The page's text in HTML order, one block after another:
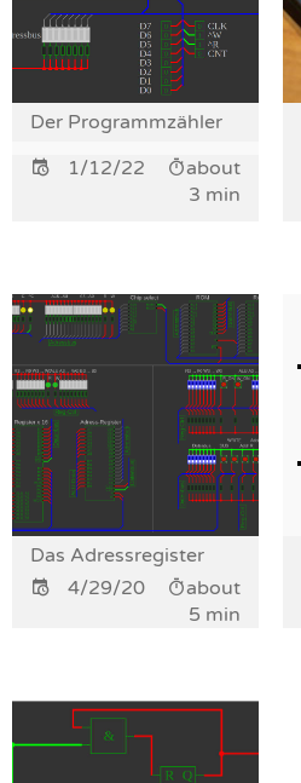
Der Programmzähler
1/12/22
about
3 min
Das Adressregister
4/29/20
about
5 min